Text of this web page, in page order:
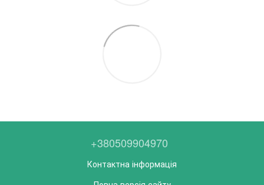
+380509904970
Контактна інформація